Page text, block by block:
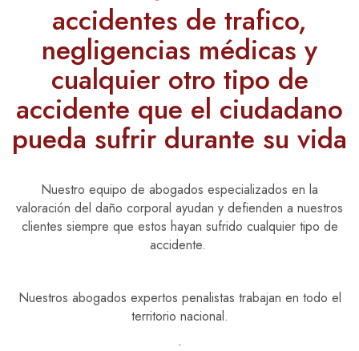
accidentes de trafico,
negligencias médicas y
cualquier otro tipo de
accidente que el ciudadano
pueda sufrir durante su vida
Nuestro equipo de abogados especializados en la
valoración del daño corporal ayudan y defienden a nuestros
clientes siempre que estos hayan sufrido cualquier tipo de
accidente.
Nuestros abogados expertos penalistas trabajan en todo el
territorio nacional.
.